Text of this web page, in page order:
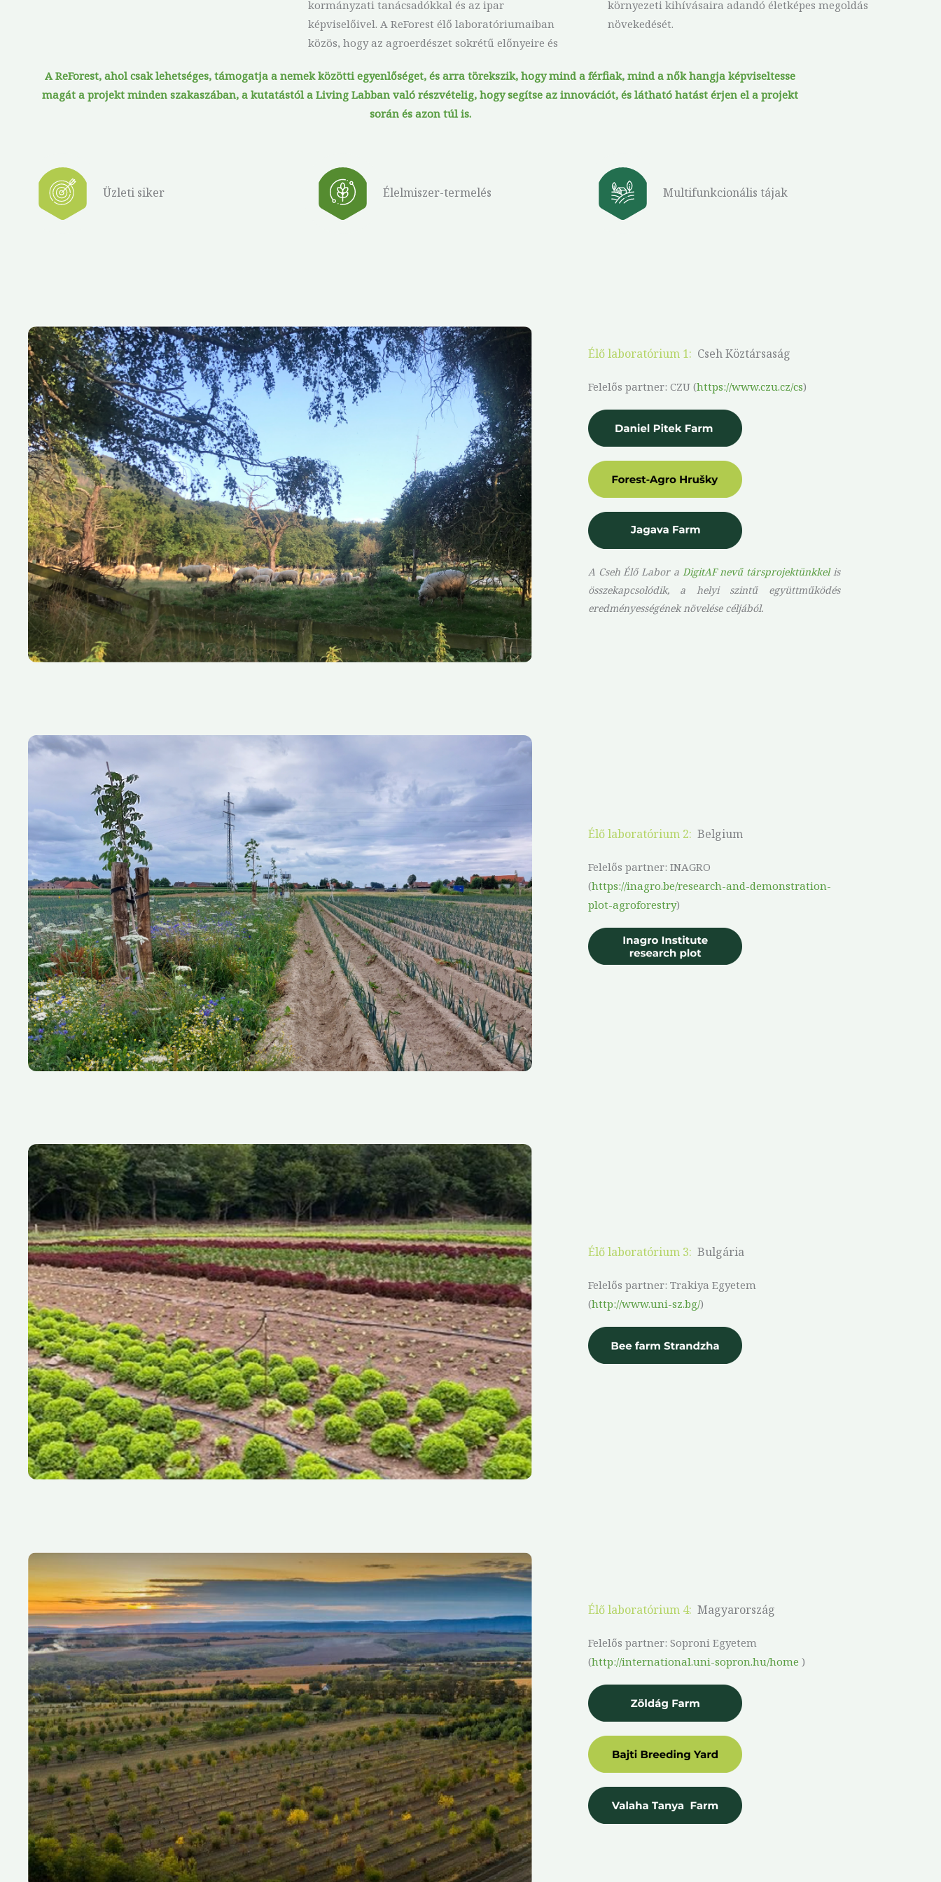
kormányzati tanácsadókkal és az ipar
képviselőivel. A ReForest élő laboratóriumaiban
közös, hogy az agroerdészet sokrétű előnyeire és
környezeti kihívásaira adandó életképes megoldás
növekedését.
A ReForest, ahol csak lehetséges, támogatja a nemek közötti egyenlőséget, és arra törekszik, hogy mind a férfiak, mind a nők hangja képviseltesse
magát a projekt minden szakaszában, a kutatástól a Living Labban való részvételig, hogy segítse az innovációt, és látható hatást érjen el a projekt
során és azon túl is.
Üzleti siker Élelmiszer-termelés Multifunkcionális tájak
Élő laboratórium 1: Cseh Köztársaság
Felelős partner: CZU (https://www.czu.cz/cs)
A Cseh Élő Labor a DigitAF nevű társprojektünkkelis
összekapcsolódik, a helyi szintű együttműködés
eredményességének növelése céljából.
Élő laboratórium 2: Belgium
Felelős partner: INAGRO
(https://inagro.be/research-and-demonstration-
plot-agroforestry)
Élő laboratórium 3: Bulgária
Felelős partner: Trakiya Egyetem
(http://www.uni-sz.bg/)
Élő laboratórium 4: Magyarország
Felelős partner: Soproni Egyetem
(http://international.uni-sopron.hu/home )